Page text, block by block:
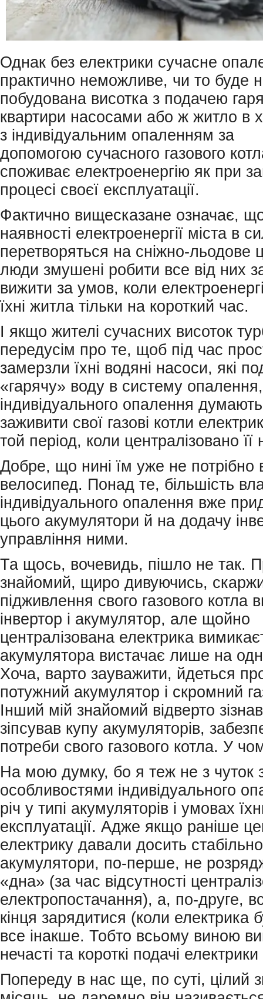
Однак без електрики сучасне
практично неможливе, чи то буде
побудована висотка з подачею
квартири насосами або ж житло в
з індивідуальним опаленням за
допомогою сучасного газового
споживає електроенергію як при
процесі своєї експлуатації.
Фактично вищесказане означає,
наявності електроенергії міста в
перетворяться на сніжно-льодове
люди змушені робити все від них
вижити за умов, коли
їхні житла тільки на короткий час.
І якщо жителі сучасних висоток
передусім про те, щоб під час
замерзли їхні водяні насоси, які
«гарячу» воду в систему
індивідуального опалення
заживити свої газові котли
той період, коли централізовано
Добре, що нині їм уже не потрібно
велосипед. Понад те, більшість
індивідуального опалення вже
цього акумулятори й на додачу
управління ними.
Та щось, вочевидь, пішло не так.
знайомий, щиро дивуючись,
підживлення свого газового котла
інвертор і акумулятор, але щойно
централізована електрика
акумулятора вистачає лише на
Хоча, варто зауважити, йдеться
потужний акумулятор і скромний
Інший мій знайомий відверто
зіпсував купу акумуляторів,
потреби свого газового котла. У
На мою думку, бо я теж не з чуток
особливостями індивідуального
річ у типі акумуляторів і умовах
експлуатації. Адже якщо раніше
електрику давали досить
акумулятори, по-перше, не
«дна» (за час відсутності
електропостачання), а, по-друге,
кінця зарядитися (коли електрика
все інакше. Тобто всьому виною
нечасті та короткі подачі
Попереду в нас ще, по суті, цілий